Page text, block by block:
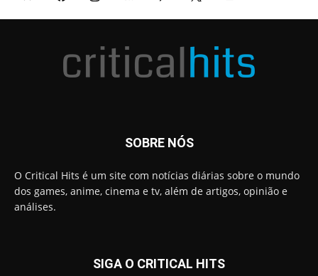
SOBRE NÓS
O Critical Hits é um site com notícias diárias sobre o mundo
dos games, anime, cinema e tv, além de artigos, opinião e
análises.
SIGA O CRITICAL HITS